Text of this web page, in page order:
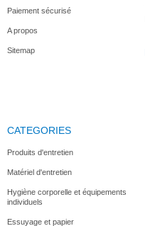
Paiement sécurisé
A propos
Sitemap
CATEGORIES
Produits d'entretien
Matériel d'entretien
Hygiène corporelle et équipements
individuels
Essuyage et papier